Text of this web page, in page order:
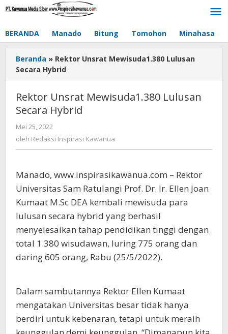
Lewati
BERANDA Manado Bitung Tomohon Minahasa
Beranda » Rektor Unsrat Mewisuda1.380 Lulusan
Secara Hybrid
Rektor Unsrat Mewisuda1.380 Lulusan
Secara Hybrid
Mei 25, 2022
Redaksi
Inspirasi
oleh Redaksi Inspirasi Kawanua
Manado, www.inspirasikawanua.com – Rektor
Universitas Sam Ratulangi Prof. Dr. Ir. Ellen Joan
Kumaat M.Sc DEA kembali mewisuda para
lulusan secara hybrid yang berhasil
menyelesaikan tahap pendidikan tinggi dengan
total 1.380 wisudawan, luring 775 orang dan
daring 605 orang, Rabu (25/5/2022).
Dalam sambutannya Rektor Ellen Kumaat
mengatakan Universitas besar tidak hanya
berdiri untuk kebenaran, tetapi untuk meraih